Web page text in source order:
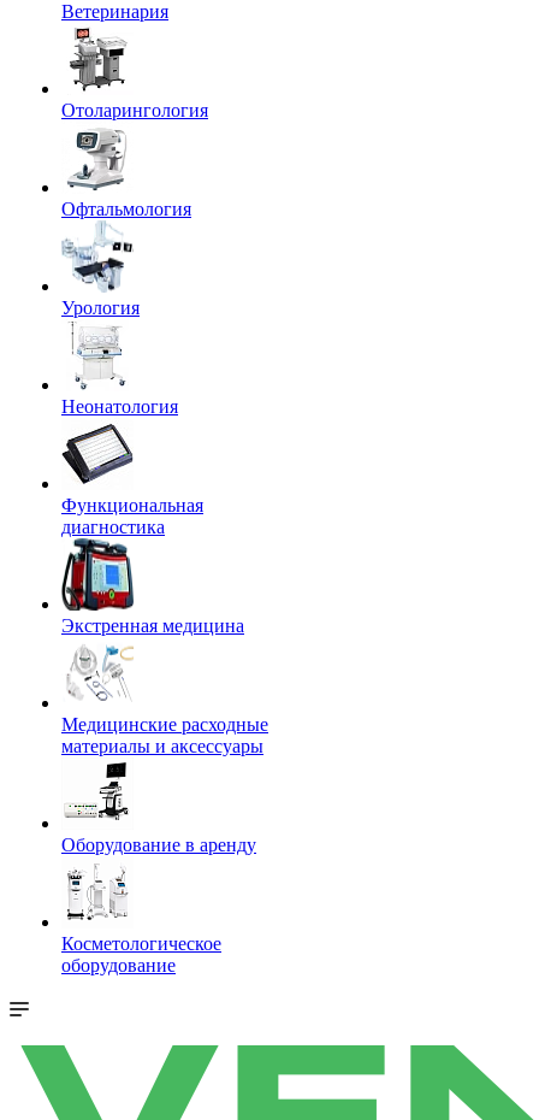
Ветеринария
Отоларингология
Офтальмология
Урология
Неонатология
Функциональная
диагностика
Экстренная медицина
Медицинские расходные
материалы и аксессуары
Оборудование в аренду
Косметологическое
оборудование